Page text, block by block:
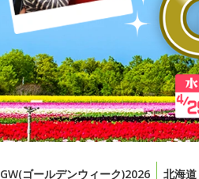
GW(ゴールデンウィーク)2026 北海道